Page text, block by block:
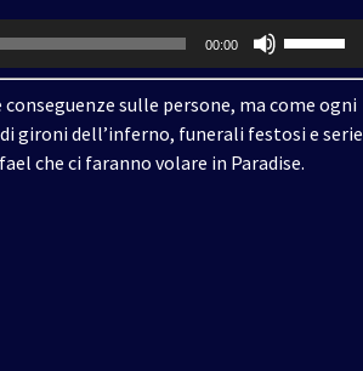
00:00
freccia
sulle persone, ma come ogni
gironi dell’inferno, funerali festosi e serie
che ci faranno volare in Paradise.